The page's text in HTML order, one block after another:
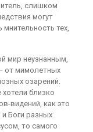
слишком
могут
тех,
мир неузнанным,
от мимолетных
озарений.
близко
видений, как это
Боги разных
то самого